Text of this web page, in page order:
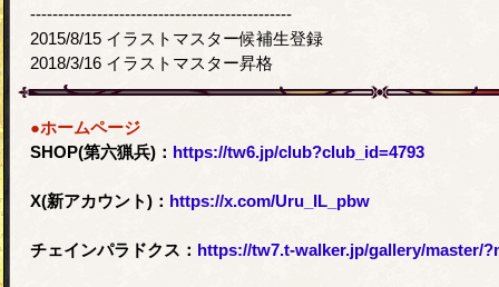
-----------------------------------------------
2015/8/15 イラストマスター候補生登録
2018/3/16 イラストマスター昇格
●ホームページ
SHOP(第六猟兵)： https://tw6.jp/club?club_id=4793
X(新アカウント)： https://x.com/Uru_IL_pbw
チェインパラドクス： https://tw7.t-walker.jp/gallery/master/